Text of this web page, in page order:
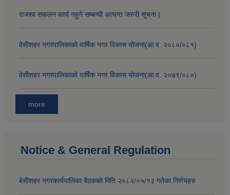
राजश्व सकलन कार्य नहुने सम्बन्धी अत्यन्त जरुरी सूचना |
वेसीशहर नगरपालिकाको वार्षिक नगर विकास योजना(आ.व. २०८०/०८१)
वेसीशहर नगरपालिकाको वार्षिक नगर विकास योजना(आ.व. २०७९/०८०)
more
Notice & General Regulation
बे‍‍सीशहर नगरकार्यपालिका बैठककाे मिति २०८२/०५/१३ गतेका निर्णयहरु